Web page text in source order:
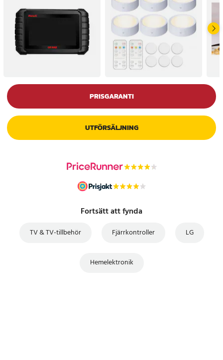
PRISGARANTI
UTFÖRSÄLJNING
Fortsätt att fynda
TV & TV-tillbehör Fjärrkontroller LG
Hemelektronik